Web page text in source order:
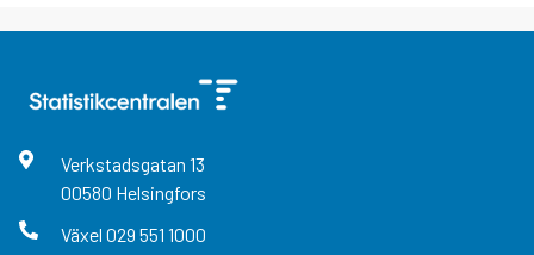
Verkstadsgatan 13
00580 Helsingfors
Växel 029 551 1000